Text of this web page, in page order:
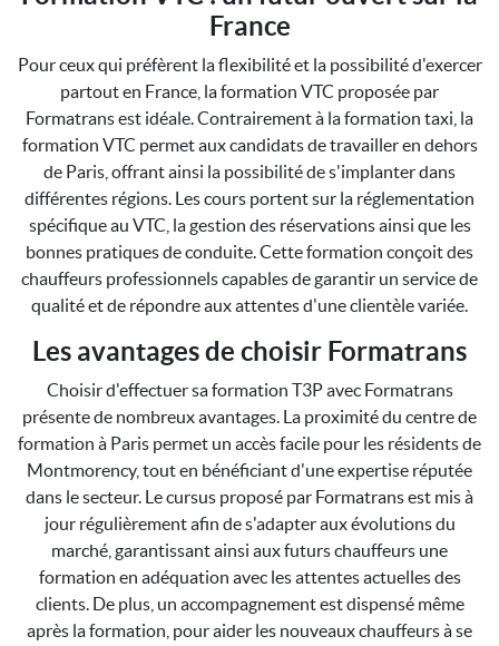
France
Pour ceux qui préfèrent la flexibilité et la possibilité d'exercer
partout en France, la formation VTC proposée par
Formatrans est idéale. Contrairement à la formation taxi, la
formation VTC permet aux candidats de travailler en dehors
de Paris, offrant ainsi la possibilité de s'implanter dans
différentes régions. Les cours portent sur la réglementation
spécifique au VTC, la gestion des réservations ainsi que les
bonnes pratiques de conduite. Cette formation conçoit des
chauffeurs professionnels capables de garantir un service de
qualité et de répondre aux attentes d'une clientèle variée.
Les avantages de choisir Formatrans
Choisir d'effectuer sa formation T3P avec Formatrans
présente de nombreux avantages. La proximité du centre de
formation à Paris permet un accès facile pour les résidents de
Montmorency, tout en bénéficiant d'une expertise réputée
dans le secteur. Le cursus proposé par Formatrans est mis à
jour régulièrement afin de s'adapter aux évolutions du
marché, garantissant ainsi aux futurs chauffeurs une
formation en adéquation avec les attentes actuelles des
clients. De plus, un accompagnement est dispensé même
après la formation, pour aider les nouveaux chauffeurs à se